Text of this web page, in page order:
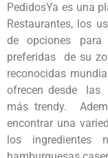
PedidosYa es una
Restaurantes, los
de opciones para
preferidas de su
reconocidas
ofrecen desde las
más trendy.
encontrar una
los ingredientes